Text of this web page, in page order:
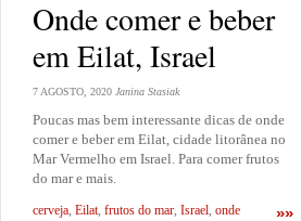
Onde comer e beber
em Eilat, Israel
7 AGOSTO, 2020 Janina Stasiak
Poucas mas bem interessante dicas de onde
comer e beber em Eilat, cidade litorânea no
Mar Vermelho em Israel. Para comer frutos
do mar e mais.
»»
cerveja Eilat frutos do mar Israel onde